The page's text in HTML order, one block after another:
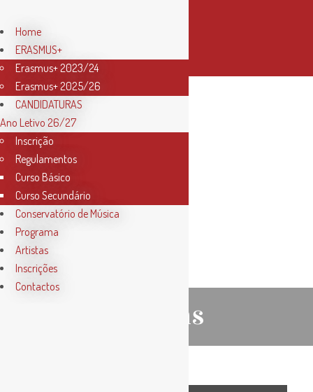
I Semana do
Piano de
Santarém
Artistas
Home
ERASMUS+
Erasmus+ 2023/24
Erasmus+ 2025/26
CANDIDATURAS
Ano Letivo 26/27
Inscrição
Regulamentos
Curso Básico
Curso Secundário
Conservatório de Música
Programa
Artistas
Inscrições
Contactos